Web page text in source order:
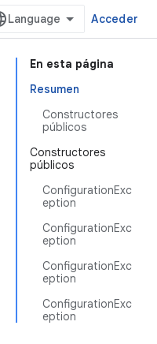
Acceder
En esta página
Resumen
Constructores
públicos
Constructores
públicos
ConfigurationExc
eption
ConfigurationExc
eption
ConfigurationExc
eption
ConfigurationExc
eption